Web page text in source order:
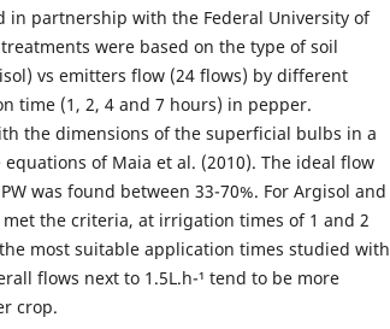
in partnership with the Federal University of
were based on the type of soil
vs emitters flow (24 flows) by different
time (1, 2, 4 and 7 hours) in pepper.
the dimensions of the superficial bulbs in a
of Maia et al. (2010). The ideal flow
was found between 33-70%. For Argisol and
the criteria, at irrigation times of 1 and 2
most suitable application times studied with
flows next to 1.5L.h-¹ tend to be more
crop.